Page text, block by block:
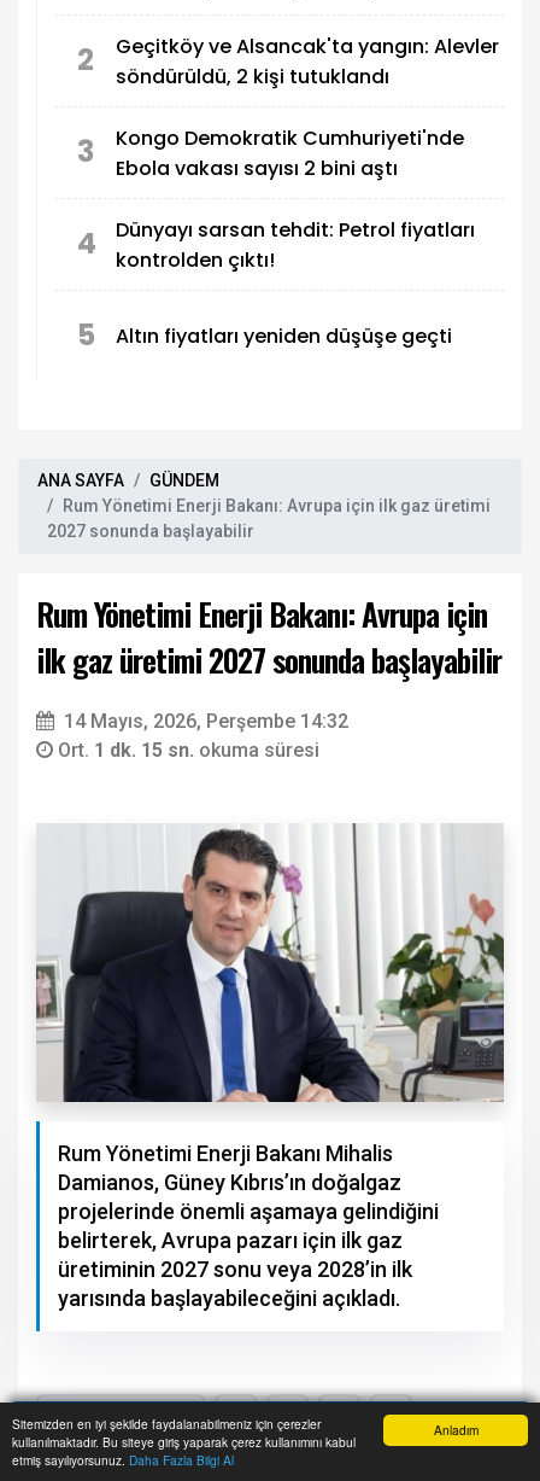
Anladım
Sitemizden en iyi şekilde faydalanabilmeniz için çerezler
kullanılmaktadır. Bu siteye giriş yaparak çerez kullanımını kabul
etmiş sayılıyorsunuz. Daha Fazla Bilgi Al
2
Geçitköy ve Alsancak'ta yangın: Alevler
söndürüldü, 2 kişi tutuklandı
3
Kongo Demokratik Cumhuriyeti'nde
Ebola vakası sayısı 2 bini aştı
4
Dünyayı sarsan tehdit: Petrol fiyatları
kontrolden çıktı!
5 Altın fiyatları yeniden düşüşe geçti
ANA SAYFA
GÜNDEM
Rum Yönetimi Enerji Bakanı: Avrupa için ilk gaz üretimi
2027 sonunda başlayabilir
Rum Yönetimi Enerji Bakanı: Avrupa için
ilk gaz üretimi 2027 sonunda başlayabilir
14 Mayıs, 2026, Perşembe 14:32
Ort. 1 dk. 15 sn. okuma süresi
Rum Yönetimi Enerji Bakanı Mihalis
Damianos, Güney Kıbrıs’ın doğalgaz
projelerinde önemli aşamaya gelindiğini
belirterek, Avrupa pazarı için ilk gaz
üretiminin 2027 sonu veya 2028’in ilk
yarısında başlayabileceğini açıkladı.
A+ A-
Anasayfa Yazarlar Haber Ara İhbar Hattı Menu